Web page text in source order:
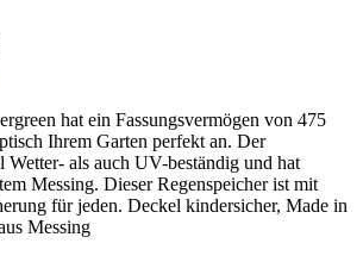
hat ein Fassungsvermögen von 475
Ihrem Garten perfekt an. Der
Wetter- als auch UV-beständig und hat
Messing. Dieser Regenspeicher ist mit
für jeden. Deckel kindersicher, Made in
Messing